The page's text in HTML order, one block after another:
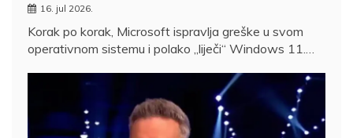
16. jul 2026.
Korak po korak, Microsoft ispravlja greške u svom
operativnom sistemu i polako „liječi“ Windows 11.…